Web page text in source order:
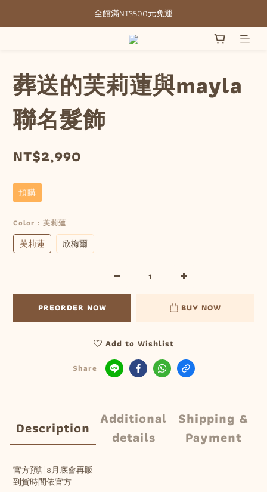
全館滿NT3500元免運
全館滿NT3500元免運
部分現貨＋預購20-30天不含假日
葬送的芙莉蓮與mayla
聯名髮飾
NT$2,990
預購
Color : 芙莉蓮
芙莉蓮 欣梅爾
PREORDER NOW BUY NOW
Add to Wishlist
Share
Description Additional
details
Shipping &
Payment
官方預計8月底會再販
到貨時間依官方